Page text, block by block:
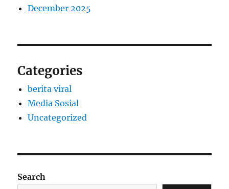
December 2025
Categories
berita viral
Media Sosial
Uncategorized
Search